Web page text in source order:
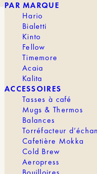
PAR MARQUE
Hario
Bialetti
Kinto
Fellow
Timemore
Acaia
Kalita
ACCESSOIRES
Tasses à café
Mugs & Thermos
Balances
Torréfacteur
Cafetière Mokka
Cold Brew
Aeropress
AQUACODE –
15ML
32,90€